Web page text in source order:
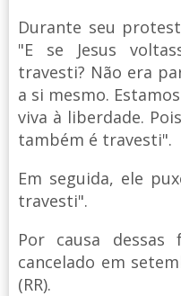
Durante seu
"E se Jesus
travesti? Não era
a si mesmo.
viva à liberdade.
também é travesti".
Em seguida, ele
travesti".
Por causa dessas
cancelado em
(RR).